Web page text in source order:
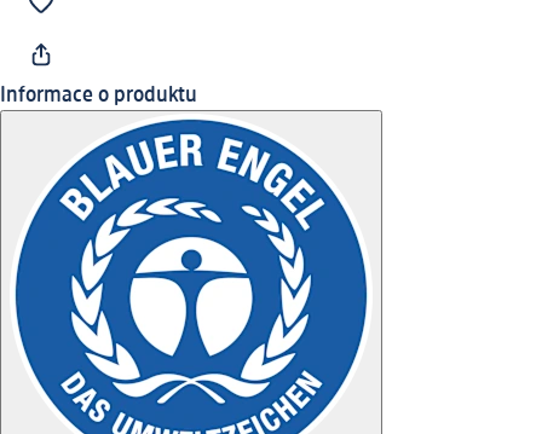
Informace o produktu